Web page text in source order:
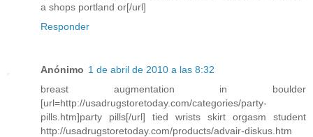
a shops portland or[/url]
Responder
Anónimo 1 de abril de 2010 a las 8:32
breast augmentation in boulder
[url=http://usadrugstoretoday.com/categories/party-
pills.htm]party pills[/url] tied wrists skirt orgasm student
http://usadrugstoretoday.com/products/advair-diskus.htm